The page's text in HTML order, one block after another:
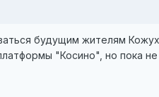
будущим жителям
"Косино", но пока